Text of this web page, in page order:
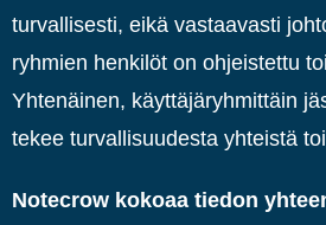
turvallisesti, eikä vastaavasti
ryhmien henkilöt on ohjeistettu
Yhtenäinen, käyttäjäryhmittäin
tekee turvallisuudesta yhteistä
Notecrow kokoaa tiedon